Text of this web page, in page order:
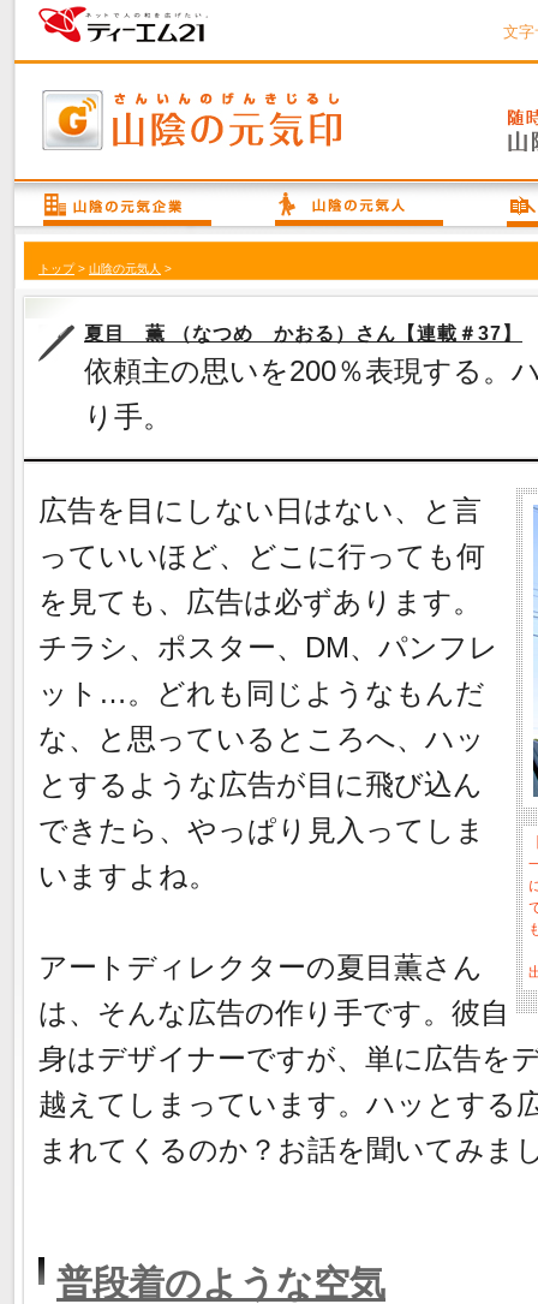
文字
トップ> 山陰の元気人 >
夏目 薫 （なつめ かおる）さん【連載＃37】
依頼主の思いを200％表現する。
り手。
広告を目にしない日はない、と言
っていいほど、どこに行っても何
を見ても、広告は必ずあります。
チラシ、ポスター、DM、パンフレ
ット…。どれも同じようなもんだ
な、と思っているところへ、ハッ
とするような広告が目に飛び込ん
できたら、やっぱり見入ってしま
いますよね。
アートディレクターの夏目薫さん
は、そんな広告の作り手です。彼自
身はデザイナーですが、単に広告を
越えてしまっています。ハッとする
まれてくるのか？お話を聞いてみま
普段着のような空気